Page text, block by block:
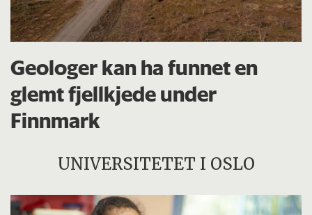
Geologer kan ha funnet en
glemt fjellkjede under
Finnmark
UNIVERSITETET I OSLO